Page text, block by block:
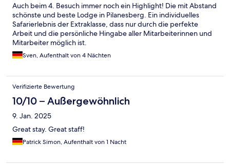
Auch beim 4. Besuch immer noch ein Highlight! Die mit Abstand
schönste und beste Lodge in Pilanesberg. Ein individuelles
Safarierlebnis der Extraklasse, dass nur durch die perfekte
Arbeit und die persönliche Hingabe aller Mitarbeiterinnen und
Mitarbeiter möglich ist.
Sven, Aufenthalt von 4 Nächten
Verifizierte Bewertung
10/10 – Außergewöhnlich
9. Jan. 2025
Great stay. Great staff!
Patrick Simon, Aufenthalt von 1 Nacht